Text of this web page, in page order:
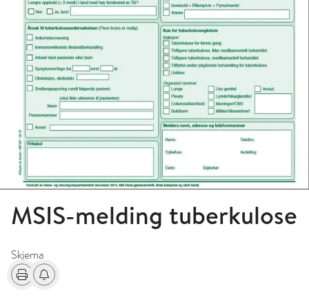
MSIS-melding tuberkulose
Skjema
Skriv utFå varsel om endringer